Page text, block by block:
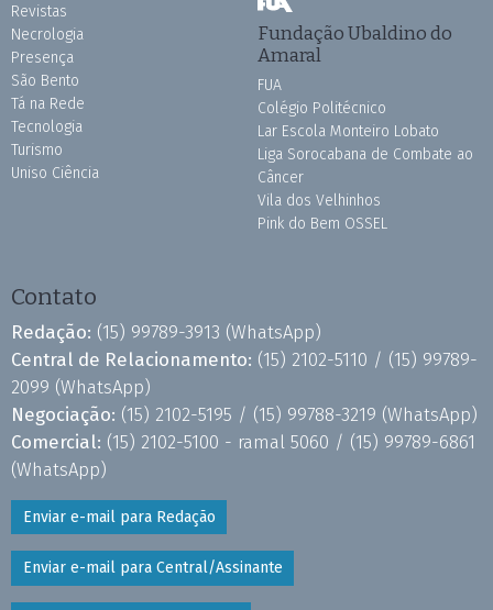
Revistas
Necrologia
Presença
São Bento
Tá na Rede
Tecnologia
Turismo
Uniso Ciência
Fundação Ubaldino do
Amaral
FUA
Colégio Politécnico
Lar Escola Monteiro Lobato
Liga Sorocabana de Combate ao
Câncer
Vila dos Velhinhos
Pink do Bem OSSEL
Contato
Redação: (15) 99789-3913 (WhatsApp)
Central de Relacionamento: (15) 2102-5110 / (15) 99789-
2099 (WhatsApp)
Negociação: (15) 2102-5195 / (15) 99788-3219 (WhatsApp)
Comercial: (15) 2102-5100 - ramal 5060 / (15) 99789-6861
(WhatsApp)
Enviar e-mail para Redação
Enviar e-mail para Central/Assinante